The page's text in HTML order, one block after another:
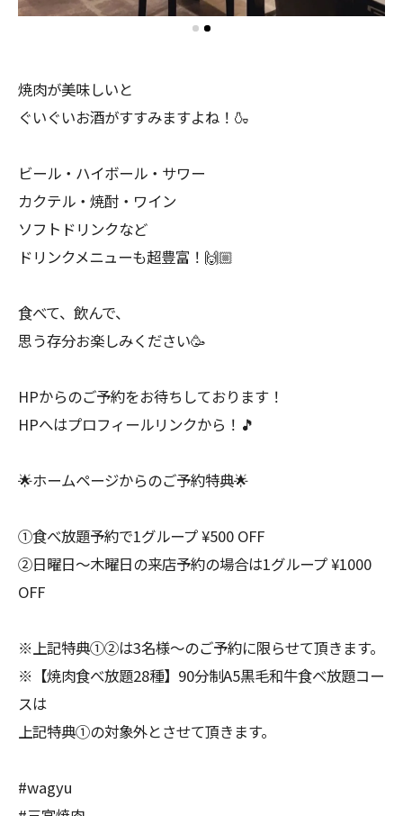
焼肉が美味しいと
ぐいぐいお酒がすすみますよね！🍶
ビール・ハイボール・サワー
カクテル・焼酎・ワイン
ソフトドリンクなど
ドリンクメニューも超豊富！🙌🏼
食べて、飲んで、
思う存分お楽しみください🥳
HPからのご予約をお待ちしております！
HPへはプロフィールリンクから！🎵
🌟ホームページからのご予約特典🌟
①食べ放題予約で1グループ ¥500 OFF
②日曜日〜木曜日の来店予約の場合は1グループ ¥1000
OFF
※上記特典①②は3名様〜のご予約に限らせて頂きます。
※【焼肉食べ放題28種】90分制A5黒毛和牛食べ放題コー
スは
上記特典①の対象外とさせて頂きます。
#wagyu